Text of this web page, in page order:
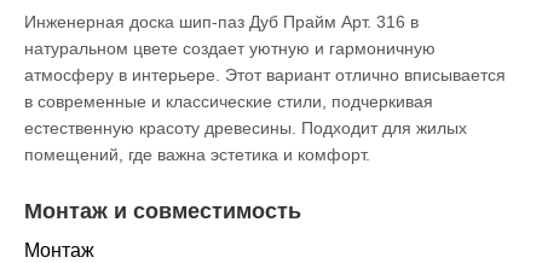
Инженерная доска шип-паз Дуб Прайм Арт. 316 в
натуральном цвете создает уютную и гармоничную
атмосферу в интерьере. Этот вариант отлично вписывается
в современные и классические стили, подчеркивая
естественную красоту древесины. Подходит для жилых
помещений, где важна эстетика и комфорт.
Монтаж и совместимость
Монтаж